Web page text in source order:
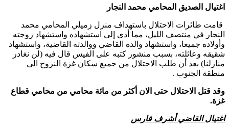
اغتيال الصديق المحامي محمد النجار
قامت طائرات الاحتلال باستهداف منزل زميلي المحامي محمد
النجار في منتصف الليل، مما أدى إلى استشهاده واستشهاد زوجته
وأولاده جميعا، واستشهاد والده القاضي ووالدته القاضية، واستشهاد
شقيقه وعائلته، بسبب منشور كتبه على الفيس قال فيه (لن نغادر
منازلنا) بعد أن طلب الاحتلال من جميع سكان غزة النزوح الى
منطقة الجنوب .
وقد قتل الاحتلال حتى الان أكثر من مائة محامي من محامي قطاع
غزة.
اغتيال القاضي أشرف فارس